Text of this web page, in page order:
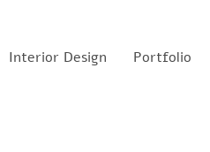
Interior Design Portfolio